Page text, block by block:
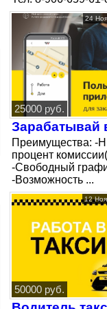
24
25000 руб.
Зарабатывай
Преимущества: -
процент
-Свободный
-Возможность ...
12
50000 руб.